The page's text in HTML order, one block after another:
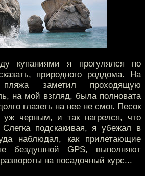
купаниями я прогулялся по
природного роддома. На
заметил проходящую
на мой взгляд, была полновата
глазеть на нее не смог. Песок
черным, и так нагрелся, что
подскакивая, я убежал в
наблюдал, как прилетающие
бездушной GPS, выполняют
на посадочный курс...